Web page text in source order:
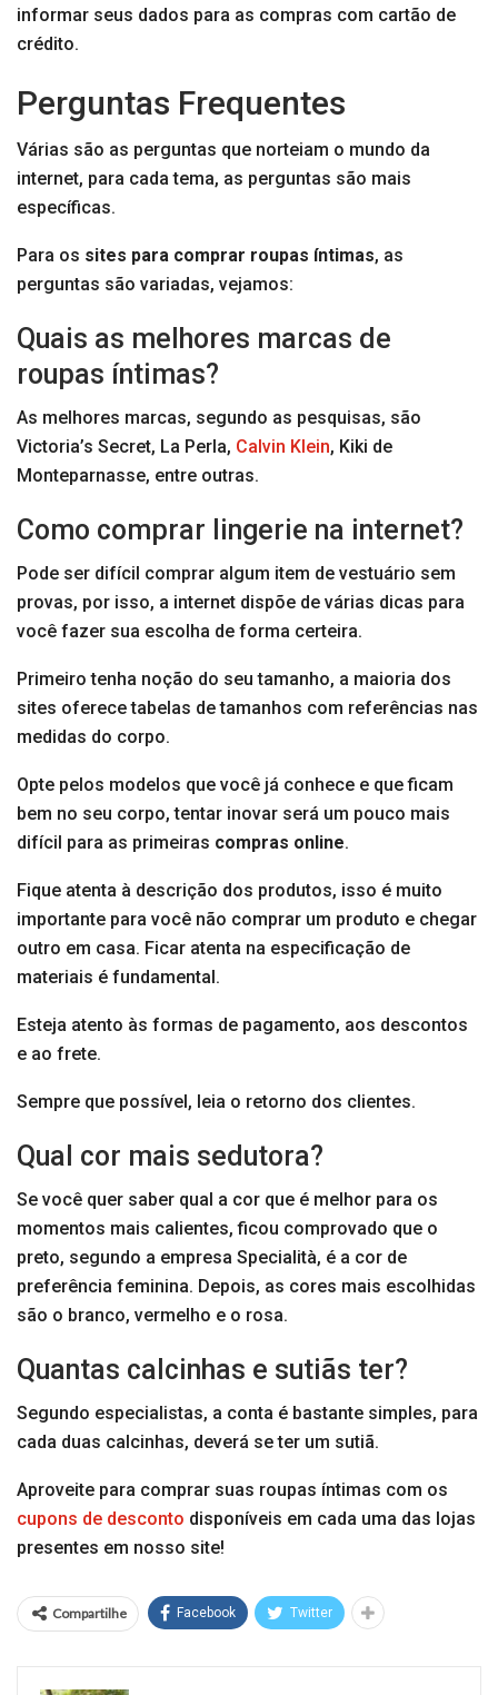
informar seus dados para as compras com cartão de
crédito.
Perguntas Frequentes
Várias são as perguntas que norteiam o mundo da
internet, para cada tema, as perguntas são mais
específicas.
Para os sites para comprar roupas íntimas, as
perguntas são variadas, vejamos:
Quais as melhores marcas de
roupas íntimas?
As melhores marcas, segundo as pesquisas, são
Victoria’s Secret, La Perla, Calvin Klein, Kiki de
Monteparnasse, entre outras.
Como comprar lingerie na internet?
Pode ser difícil comprar algum item de vestuário sem
provas, por isso, a internet dispõe de várias dicas para
você fazer sua escolha de forma certeira.
Primeiro tenha noção do seu tamanho, a maioria dos
sites oferece tabelas de tamanhos com referências nas
medidas do corpo.
Opte pelos modelos que você já conhece e que ficam
bem no seu corpo, tentar inovar será um pouco mais
difícil para as primeiras compras online.
Fique atenta à descrição dos produtos, isso é muito
importante para você não comprar um produto e chegar
outro em casa. Ficar atenta na especificação de
materiais é fundamental.
Esteja atento às formas de pagamento, aos descontos
e ao frete.
Sempre que possível, leia o retorno dos clientes.
Qual cor mais sedutora?
Se você quer saber qual a cor que é melhor para os
momentos mais calientes, ficou comprovado que o
preto, segundo a empresa Specialità, é a cor de
preferência feminina. Depois, as cores mais escolhidas
são o branco, vermelho e o rosa.
Quantas calcinhas e sutiãs ter?
Segundo especialistas, a conta é bastante simples, para
cada duas calcinhas, deverá se ter um sutiã.
Aproveite para comprar suas roupas íntimas com os
cupons de desconto disponíveis em cada uma das lojas
presentes em nosso site!
Compartilhe Facebook Twitter